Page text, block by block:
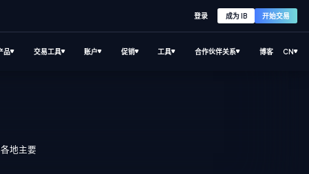
登录 成为 IB 开始交易
品 交易工具 账户 促销 工具 合作伙伴关系 博客 CN
地主要